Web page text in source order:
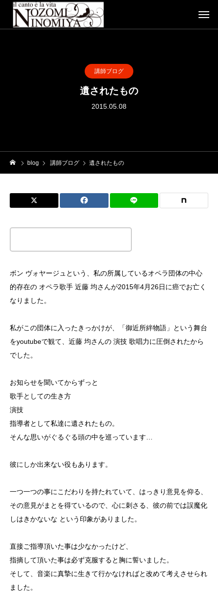
講師ブログ
遺されたもの
2015.05.08
blog 講師ブログ 遺されたもの
ボン ヴォヤージュという、私の所属しているオペラ団体の中心
的存在の オペラ歌手 近藤 均さんが2015年4月26日に癌でお亡く
なりました。
私がこの団体に入ったきっかけが、「御近所絆物語」という舞台
をyoutubeで観て、近藤 均さんの 演技 歌唱力に圧倒されたから
でした。
お知らせを聞いてからずっと
歌手としての生き方
演技
指導者として私達に遺されたもの。
そんな思いがぐるぐる頭の中を巡っています…
彼にしか出来ない役もあります。
一つ一つの事にこだわりを持たれていて、はっきり意見を仰る、
その意見がまとを得ているので、心に刺さる、彼の前では誤魔化
しはきかないな という印象がありました。
直接ご指導頂いた事は少なかったけど、
指摘して頂いた事は必ず克服すると胸に誓いました。
そして、音楽に真摯に生きて行かなければと改めて考えさせられ
ました。